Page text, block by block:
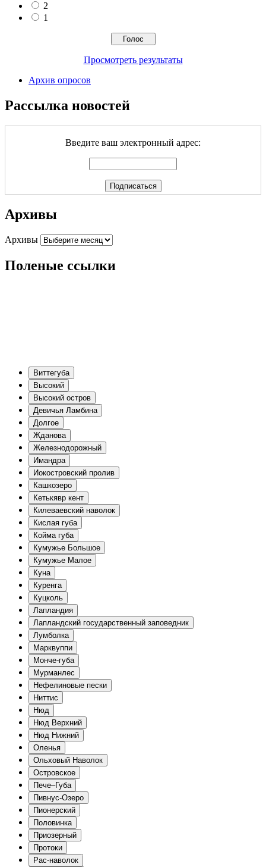
2
1
Просмотреть результаты
Архив опросов
Рассылка новостей
Введите ваш электронный адрес:
Архивы
Архивы
Поленые ссылки
Виттегуба
Высокий
Высокий остров
Девичья Ламбина
Долгое
Жданова
Железнодорожный
Имандра
Иокостровский пролив
Кашкозеро
Кетькявр кент
Килеваевский наволок
Кислая губа
Койма губа
Кумужье Большое
Кумужье Малое
Куна
Куренга
Куцколь
Лапландия
Лапландский государственный заповедник
Лумболка
Марквуппи
Монче-губа
Мурманлес
Нефелиновые пески
Ниттис
Нюд
Нюд Верхний
Нюд Нижний
Оленья
Ольховый Наволок
Островское
Пече–Губа
Пивнус-Озеро
Пионерский
Половинка
Приозерный
Протоки
Рас-наволок